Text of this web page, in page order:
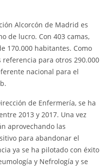
Alcorcón de Madrid es
de lucro. Con 403 camas,
170.000 habitantes. Como
para otros 290.000
nacional para el
de Enfermería, se ha
2013 y 2017. Una vez
aprovechando las
para abandonar el
ya se ha pilotado con éxito
y Nefrología y se